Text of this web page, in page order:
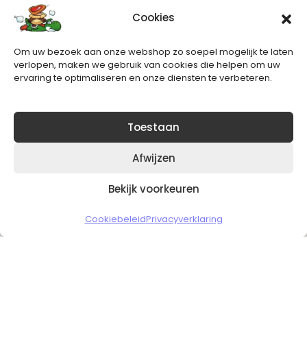
Cookies
Om uw bezoek aan onze webshop zo soepel mogelijk te laten
verlopen, maken we gebruik van cookies die helpen om uw
ervaring te optimaliseren en onze diensten te verbeteren.
Toestaan
Afwijzen
Bekijk voorkeuren
CookiebeleidPrivacyverklaring
Nieuwsbrief
Blijft op de hoogte van het laatste nieuws.